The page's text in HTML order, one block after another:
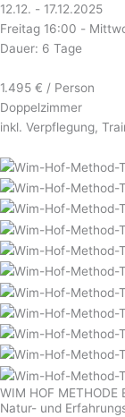
12.12. - 17.12.2025
Freitag 16:00 -
Dauer: 6 Tage
1.495 € / Person
Doppelzimmer
inkl. Verpflegung,
WIM HOF METHODE
Natur- und